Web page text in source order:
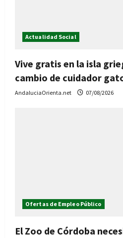
Actualidad Social
Vive gratis en la isla
cambio de cuidador
AndaluciaOrienta.net 07/08/2026
Ofertas de Empleo Público
El Zoo de Córdoba